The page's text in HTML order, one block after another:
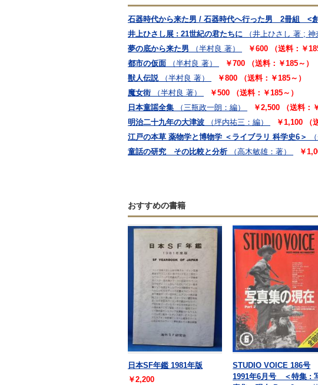
石器時代から来た男 / 石器時代へ行った男 2冊組 <
井上ひさし展 : 21世紀の君たちに
（井上ひさし 著 ;
夢の底から来た男
（半村良 著）
￥600 （送料：￥
都市の仮面
（半村良 著）
￥700 （送料：￥185～）
獣人伝説
（半村良 著）
￥800 （送料：￥185～）
魔女街
（半村良 著）
￥500 （送料：￥185～）
日本童謡全集
（三瓶政一朗：編）
￥2,500 （送料：
明治二十九年の大津波
（坪内祐三：編）
￥1,100 （
江戸の本草 薬物学と博物学 ＜ライブラリ 科学史6＞
童話の研究 その比較と分析
（高木敏雄：著） ￥
おすすめの書籍
日本SF年鑑 1981年版
￥2,200
STUDIO VOICE 186号
1991年6月号 ＜特集 :